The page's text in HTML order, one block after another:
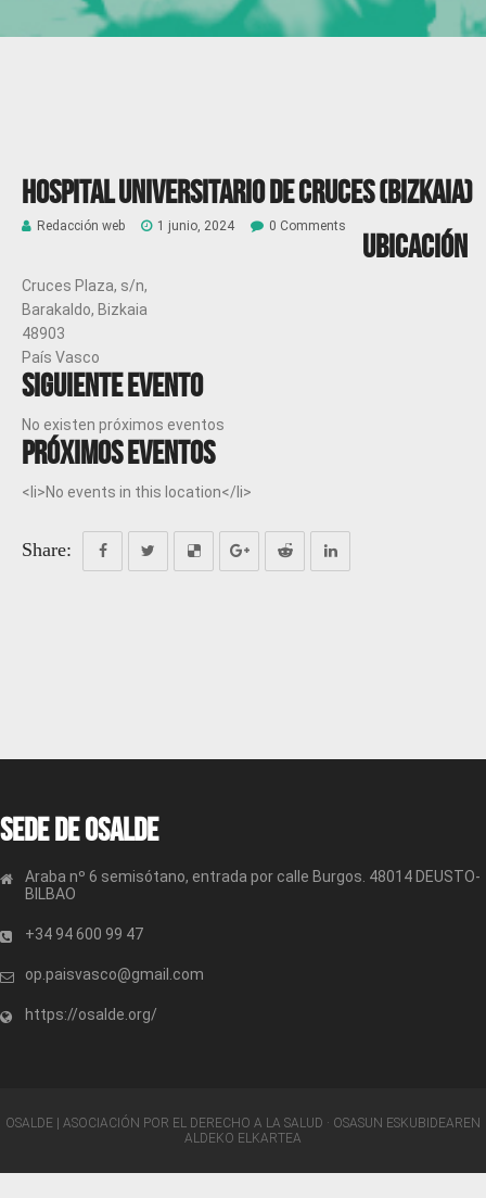
Hospital Universitario de Cruces (Bizkaia)
Redacción web 1 junio, 2024 0 Comments
Ubicación
Cruces Plaza, s/n,
Barakaldo, Bizkaia
48903
País Vasco
Siguiente evento
No existen próximos eventos
Próximos eventos
<li>No events in this location</li>
Share:
Sede de OSALDE
Araba nº 6 semisótano, entrada por calle Burgos. 48014 DEUSTO-
BILBAO
+34 94 600 99 47
op.paisvasco@gmail.com
https://osalde.org/
OSALDE | ASOCIACIÓN POR EL DERECHO A LA SALUD · OSASUN ESKUBIDEAREN
ALDEKO ELKARTEA